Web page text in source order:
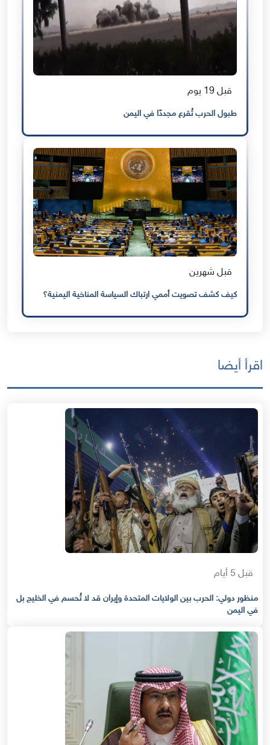
قبل 19 يوم
طبول الحرب تُقرع مجددًا في اليمن
قبل شهرين
كيف كشف تصويت أممي ارتباك السياسة المناخية اليمنية؟
اقرأ أيضا
قبل 5 أيام
منظور دولي: الحرب بين الولايات المتحدة وإيران قد لا تُحسم في الخليج بل
في اليمن